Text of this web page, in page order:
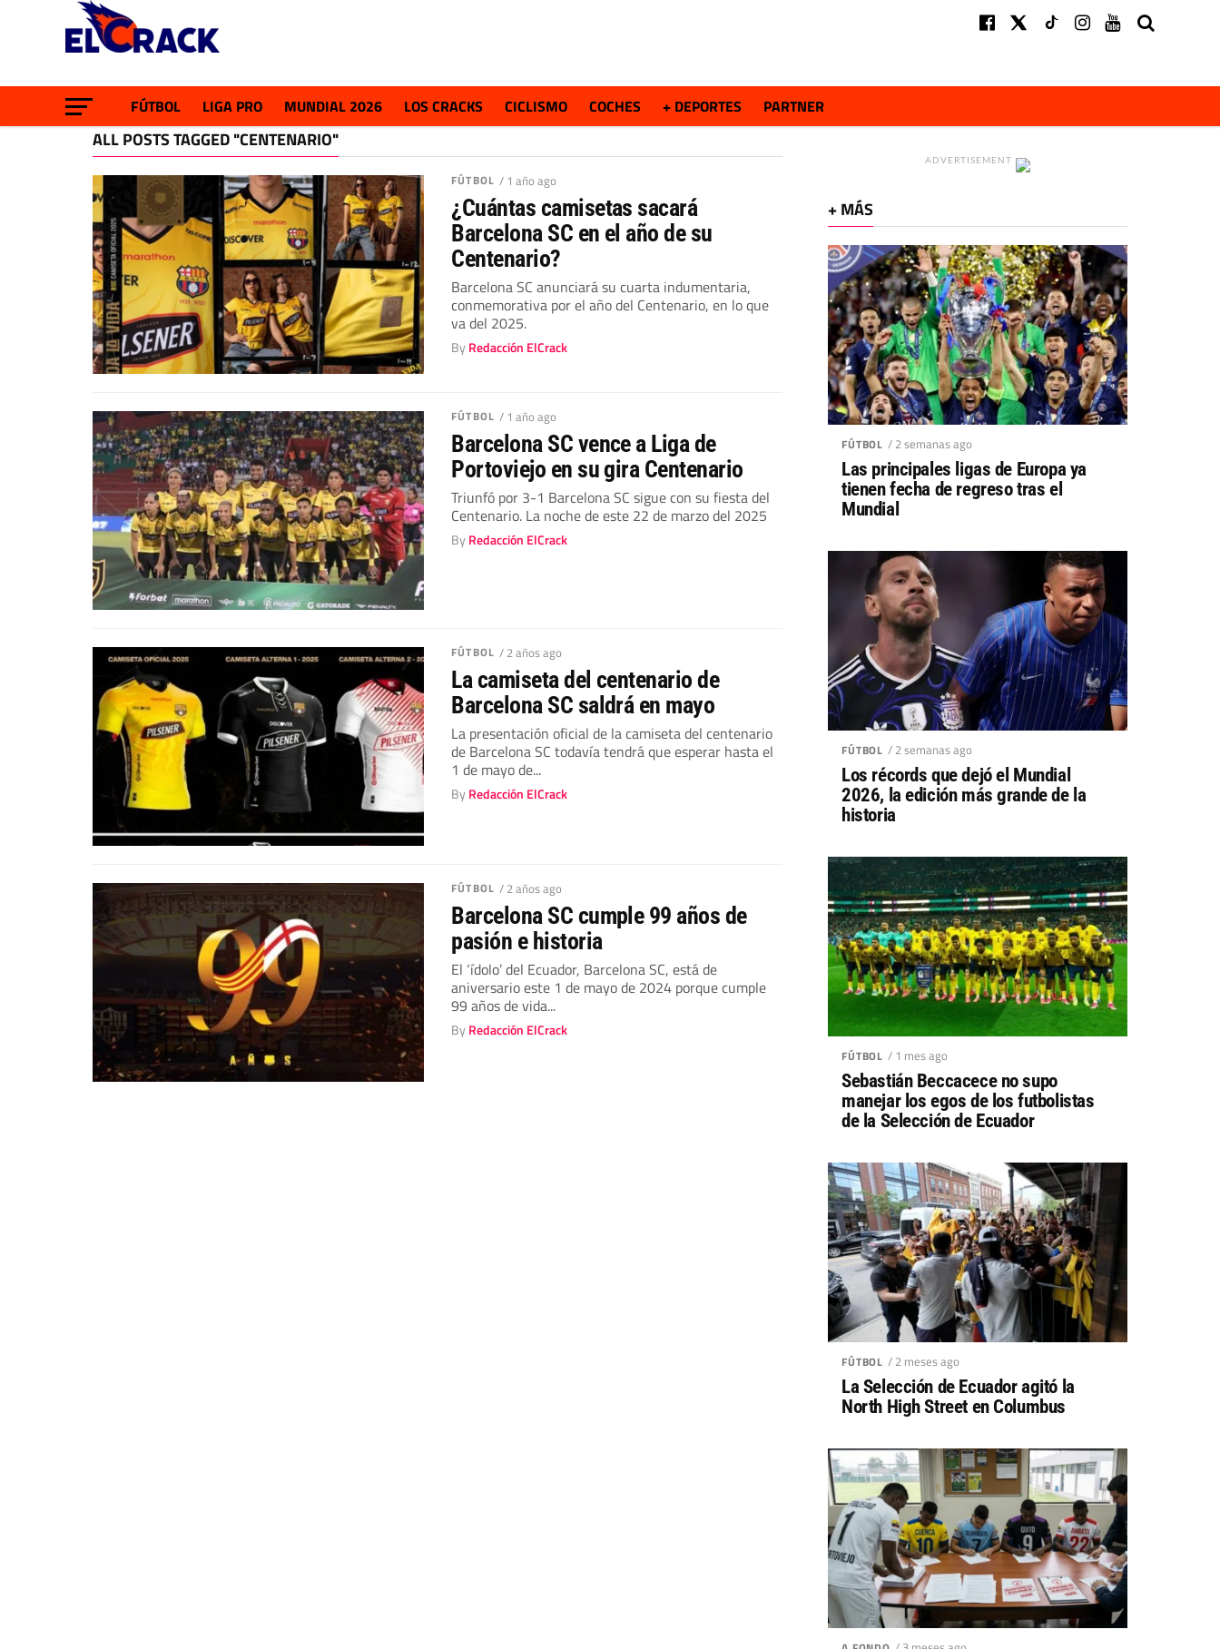
FÚTBOL LIGA PRO MUNDIAL 2026 LOS CRACKS CICLISMO COCHES + DEPORTES PARTNER
ALL POSTS TAGGED "CENTENARIO"
FÚTBOL / 1 año ago
¿Cuántas camisetas sacará
Barcelona SC en el año de su
Centenario?
Barcelona SC anunciará su cuarta indumentaria,
conmemorativa por el año del Centenario, en lo que
va del 2025.
ByRedacción ElCrack
FÚTBOL / 1 año ago
Barcelona SC vence a Liga de
Portoviejo en su gira Centenario
Triunfó por 3-1 Barcelona SC sigue con su fiesta del
Centenario. La noche de este 22 de marzo del 2025
ByRedacción ElCrack
FÚTBOL / 2 años ago
La camiseta del centenario de
Barcelona SC saldrá en mayo
La presentación oficial de la camiseta del centenario
de Barcelona SC todavía tendrá que esperar hasta el
1 de mayo de...
ByRedacción ElCrack
FÚTBOL / 2 años ago
Barcelona SC cumple 99 años de
pasión e historia
El ‘ídolo’ del Ecuador, Barcelona SC, está de
aniversario este 1 de mayo de 2024 porque cumple
99 años de vida...
ByRedacción ElCrack
ADVERTISEMENT
+ MÁS
FÚTBOL / 2 semanas ago
Las principales ligas de Europa ya
tienen fecha de regreso tras el
Mundial
FÚTBOL / 2 semanas ago
Los récords que dejó el Mundial
2026, la edición más grande de la
historia
FÚTBOL / 1 mes ago
Sebastián Beccacece no supo
manejar los egos de los futbolistas
de la Selección de Ecuador
FÚTBOL / 2 meses ago
La Selección de Ecuador agitó la
North High Street en Columbus